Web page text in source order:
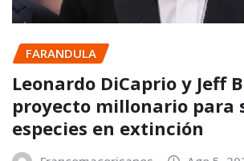
FARANDULA
Leonardo DiCaprio y Jeff
proyecto millonario para
especies en extinción